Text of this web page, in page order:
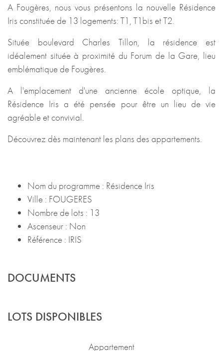
A Fougères, nous vous présentons la nouvelle Résidence
Iris constituée de 13 logements: T1, T1bis et T2.
Située boulevard Charles Tillon, la résidence est
idéalement située à proximité du Forum de la Gare, lieu
emblématique de Fougères.
A l'emplacement d'une ancienne école optique, la
Résidence Iris a été pensée pour être un lieu de vie
agréable et convivial.
Découvrez dès maintenant les plans des appartements.
Nom du programme : Résidence Iris
Ville : FOUGERES
Nombre de lots : 13
Ascenseur : Non
Référence : IRIS
DOCUMENTS
LOTS DISPONIBLES
Appartement